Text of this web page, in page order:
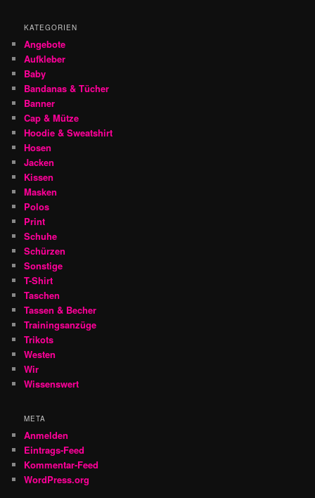
KATEGORIEN
Angebote
Aufkleber
Baby
Bandanas & Tücher
Banner
Cap & Mütze
Hoodie & Sweatshirt
Hosen
Jacken
Kissen
Masken
Polos
Print
Schuhe
Schürzen
Sonstige
T-Shirt
Taschen
Tassen & Becher
Trainingsanzüge
Trikots
Westen
Wir
Wissenswert
META
Anmelden
Eintrags-Feed
Kommentar-Feed
WordPress.org